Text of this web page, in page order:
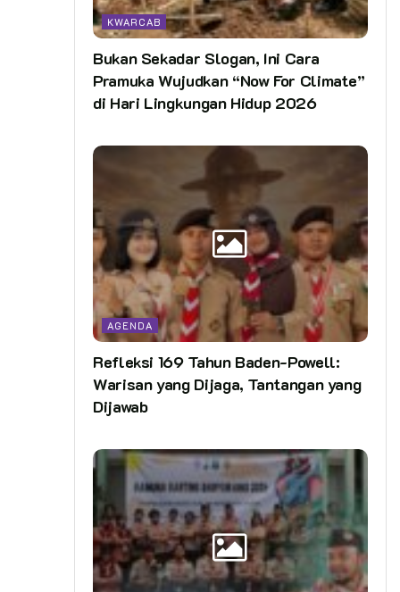
KWARCAB
Bukan Sekadar Slogan, Ini Cara
Pramuka Wujudkan “Now For Climate”
di Hari Lingkungan Hidup 2026
AGENDA
Refleksi 169 Tahun Baden-Powell:
Warisan yang Dijaga, Tantangan yang
Dijawab